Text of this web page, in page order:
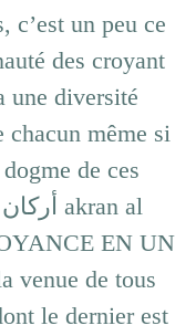
c’est un peu ce
des croyant
une diversité
chacun même si
de ces
EN UN
le dernier est